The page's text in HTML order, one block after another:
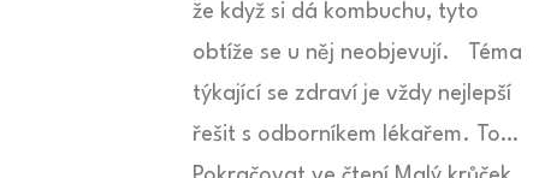
že když si dá kombuchu, tyto
obtíže se u něj neobjevují. Téma
týkající se zdraví je vždy nejlepší
řešit s odborníkem lékařem. To…